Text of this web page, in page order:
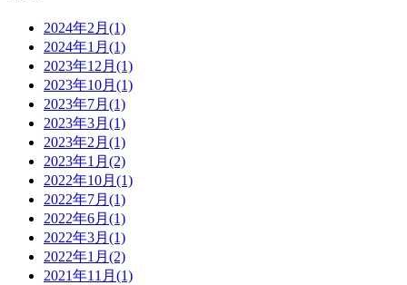
2024年2月(1)
2024年1月(1)
2023年12月(1)
2023年10月(1)
2023年7月(1)
2023年3月(1)
2023年2月(1)
2023年1月(2)
2022年10月(1)
2022年7月(1)
2022年6月(1)
2022年3月(1)
2022年1月(2)
2021年11月(1)